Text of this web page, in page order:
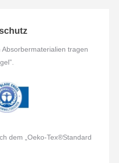
tragen
dem „Oeko-Tex®Standard